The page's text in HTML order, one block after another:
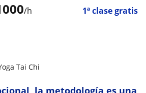
/h 1ª clase gratis
Tai Chi
la metodología es una